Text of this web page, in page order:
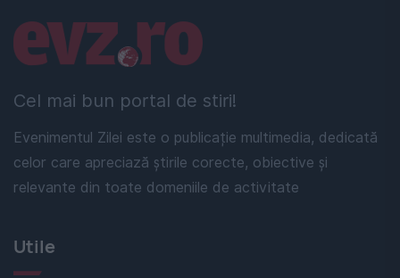
Cel mai bun portal de stiri!
Evenimentul Zilei este o publicație multimedia, dedicată
celor care apreciază știrile corecte, obiective și
relevante din toate domeniile de activitate
Linkuri utile
Utile